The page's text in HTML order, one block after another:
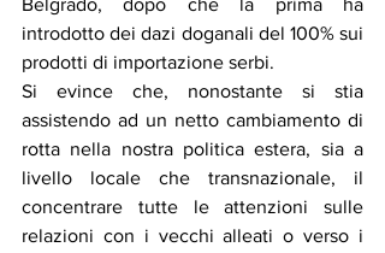
Belgrado, dopo che la prima ha
introdotto dei dazi doganali del 100% sui
prodotti di importazione serbi.
Si evince che, nonostante si stia
assistendo ad un netto cambiamento di
rotta nella nostra politica estera, sia a
livello locale che transnazionale, il
concentrare tutte le attenzioni sulle
relazioni con i vecchi alleati o verso i